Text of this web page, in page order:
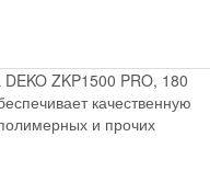
ZKP1500 PRO, 180
качественную
и прочих